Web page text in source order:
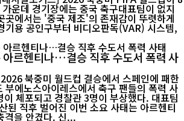
운데 경기장에는 중국 축구대표팀이 없지
곳에서는 '중국 제조'의 존재감이 뚜렷하게
기용 공인구부터 비디오판독(VAR) 시스템,
아르헨티나…결승 직후 수도서 폭력 사
북중미 월드컵 결승에서 스페인에 패한
부에노스아이레스에서 축구 팬들의 폭력 사
체포되고 경찰관 3명이 부상했다. 대표팀
된 직후 벌어진 이번 소요 사태는 아르헨티
나 사회에 적지 않은 충격을 안겼다. 신...